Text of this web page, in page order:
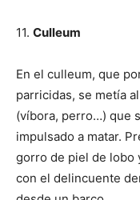
11. Culleum
En el culleum, que
parricidas, se metía
(víbora, perro…) que
impulsado a matar.
gorro de piel de lobo
con el delincuente